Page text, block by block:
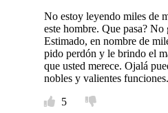
No estoy leyendo miles de
este hombre. Que pasa?
Estimado, en nombre de
pido perdón y le brindo el
que usted merece. Ojalá
nobles y valientes funciones.
5